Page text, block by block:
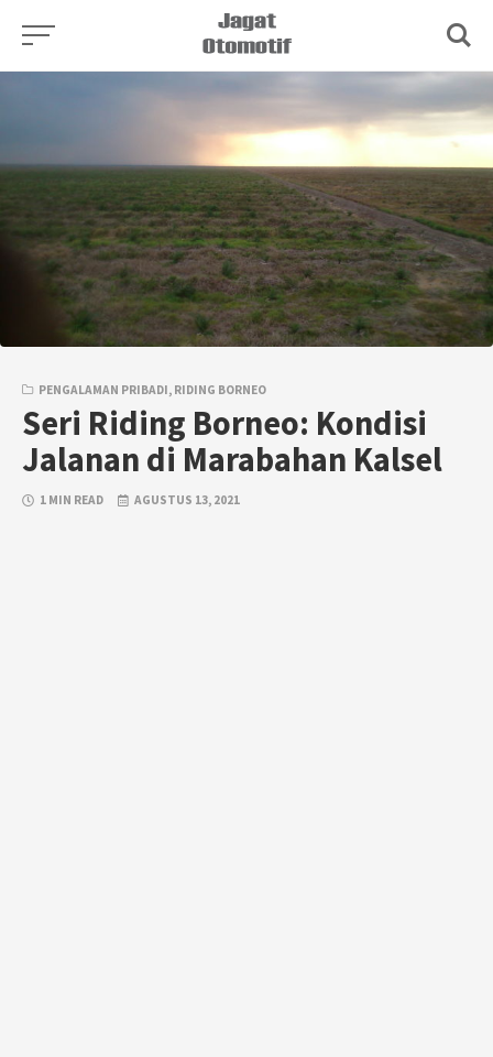
Skip
PENGALAMAN PRIBADI, RIDING BORNEO
Seri Riding Borneo: Kondisi
Jalanan di Marabahan Kalsel
1 MIN READ AGUSTUS 13, 2021